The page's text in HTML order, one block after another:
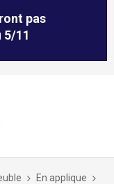
pas
5/11
En applique